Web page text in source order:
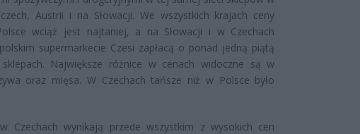
Austrii i na Słowacji. We wszystkich krajach ceny
wciąż jest najtaniej, a na Słowacji i w Czechach
supermarkecie Czesi zapłacą o ponad jedną piątą
Największe różnice w cenach widoczne są w
oraz mięsa. W Czechach tańsze niż w Polsce było
Czechach wynikają przede wszystkim z wysokich cen